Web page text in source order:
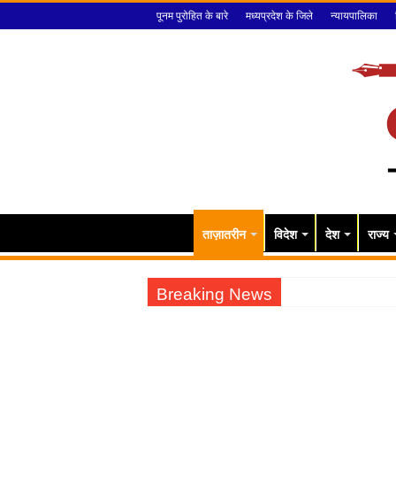
पूनम पुरोहित के बारे मध्यप्रदेश के जिले न्यायपालिका
ताज़ातरीन विदेश देश राज्य
Breaking News